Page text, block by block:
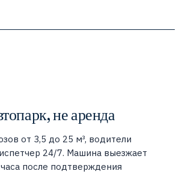
не аренда
от 3,5 до 25 м³, водители
24/7. Машина выезжает
после подтверждения